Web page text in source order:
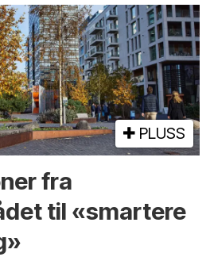
PLUSS
fra
til «smartere